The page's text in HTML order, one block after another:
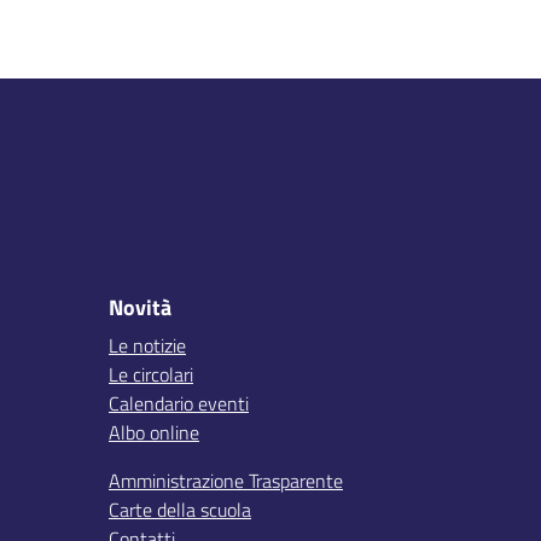
Novità
Le notizie
Le circolari
Calendario eventi
Albo online
Amministrazione Trasparente
Carte della scuola